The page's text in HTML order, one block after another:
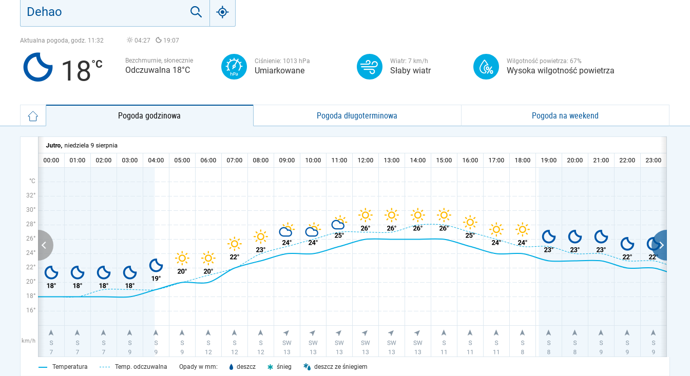
Aktualna pogoda, godz. 11:32 04:27 19:07
18 Bezchmurnie, słonecznie
Odczuwalna 18°C
Ciśnienie: 1013 hPa
Umiarkowane
Wiatr: 7 km/h
Słaby wiatr
Wilgotność powietrza: 67%
Wysoka wilgotność powietrza
Pogoda godzinowa Pogoda długoterminowa Pogoda na weekend
°C
32°
30°
28°
26°
24°
22°
20°
18°
16°
km/h
Temperatura Temp. odczuwalna Opady w mm: deszcz śnieg deszcz ze śniegiem